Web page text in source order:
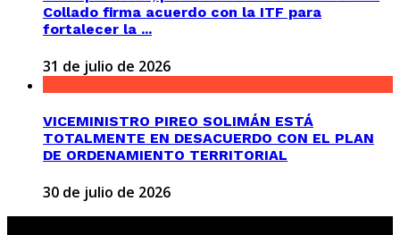
Collado firma acuerdo con la ITF para
fortalecer la ...
31 de julio de 2026
VICEMINISTRO PIREO SOLIMÁN ESTÁ
TOTALMENTE EN DESACUERDO CON EL PLAN
DE ORDENAMIENTO TERRITORIAL
30 de julio de 2026